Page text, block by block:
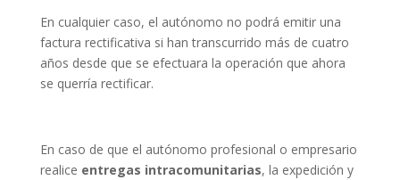
En cualquier caso, el autónomo no podrá emitir una
factura rectificativa si han transcurrido más de cuatro
años desde que se efectuara la operación que ahora
se querría rectificar.
En caso de que el autónomo profesional o empresario
realice entregas intracomunitarias, la expedición y